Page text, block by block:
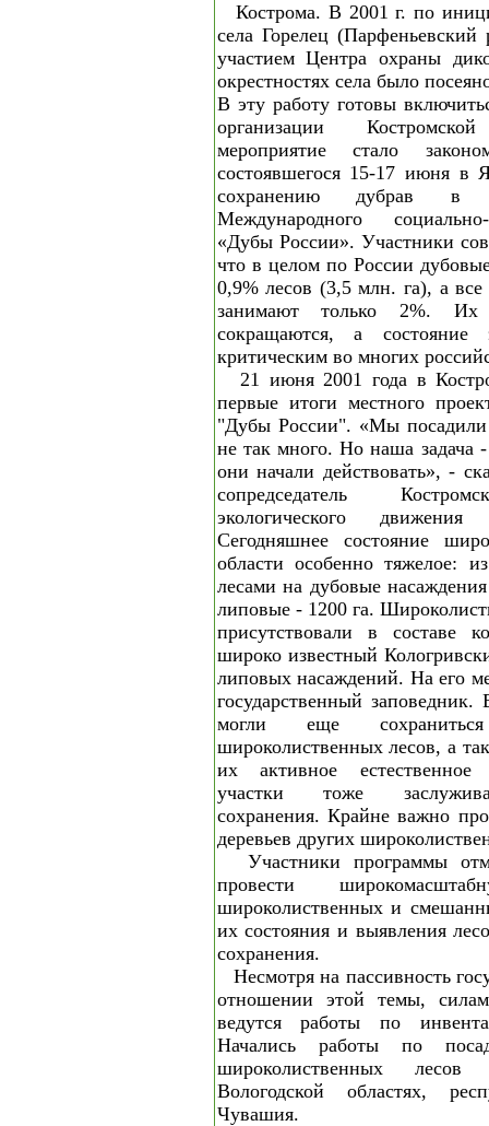
Кострома. В 2001 г. по
села Горелец
участием Центра охраны
окрестностях села было
В эту работу готовы
организации
мероприятие стало
состоявшегося 15-17 июня в
сохранению дубрав в
Международного
«Дубы России». Участники
что в целом по России
0,9% лесов (3,5 млн. га), а
занимают только 2%.
сокращаются, а состояние
критическим во многих
21 июня 2001 года в
первые итоги местного
"Дубы России". «Мы посадили
не так много. Но наша задача
они начали действовать», -
сопредседатель
экологического
Сегодняшнее состояние
области особенно тяжелое:
лесами на дубовые
липовые - 1200 га.
присутствовали в составе
широко известный
липовых насаждений. На его
государственный
могли еще
широколиственных лесов, а
их активное естественное
участки тоже
сохранения. Крайне важно
деревьев других
Участники программы
провести
широколиственных и
их состояния и выявления
сохранения.
Несмотря на пассивность
отношении этой темы,
ведутся работы по
Начались работы по
широколиственных
Вологодской областях,
Чувашия.